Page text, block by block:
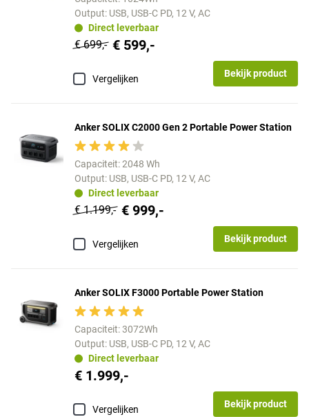
Output: USB, USB-C PD, 12 V, AC
Direct leverbaar
€ 699,- € 599,-
Vergelijken Bekijk product
Anker SOLIX C2000 Gen 2 Portable Power Station
Capaciteit: 2048 Wh
Output: USB, USB-C PD, 12 V, AC
Direct leverbaar
€ 1.199,- € 999,-
Vergelijken Bekijk product
Anker SOLIX F3000 Portable Power Station
Capaciteit: 3072Wh
Output: USB, USB-C PD, 12 V, AC
Direct leverbaar
€ 1.999,-
Vergelijken Bekijk product